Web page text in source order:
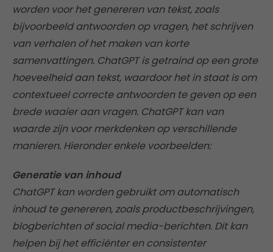
worden voor het genereren van tekst, zoals
bijvoorbeeld antwoorden op vragen, het schrijven
van verhalen of het maken van korte
samenvattingen. ChatGPT is getraind op een grote
hoeveelheid aan tekst, waardoor het in staat is om
contextueel correcte antwoorden te geven op een
brede waaier aan vragen. ChatGPT kan van
waarde zijn voor merkdenken op verschillende
manieren. Hieronder enkele voorbeelden:
Generatie van inhoud
ChatGPT kan worden gebruikt om automatisch
inhoud te genereren, zoals productbeschrijvingen,
blogberichten of social media-berichten. Dit kan
helpen bij het efficiënter en consistenter